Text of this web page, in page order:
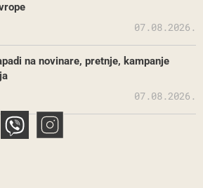
07.08.2026.
na novinare, pretnje, kampanje
07.08.2026.